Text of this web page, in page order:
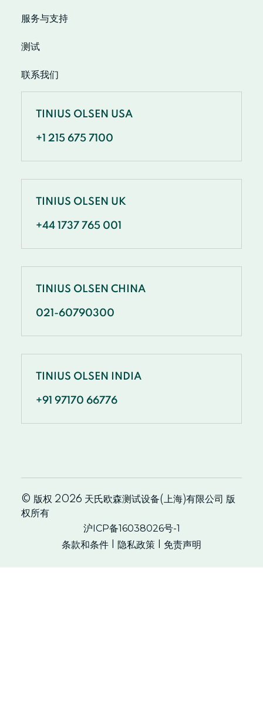
服务与支持
测试
联系我们
TINIUS OLSEN USA
+1 215 675 7100
TINIUS OLSEN UK
+44 1737 765 001
TINIUS OLSEN CHINA
021-60790300
TINIUS OLSEN INDIA
+91 97170 66776
© 版权 2026 天氏欧森测试设备(上海)有限公司 版
权所有
沪ICP备16038026号-1
条款和条件
隐私政策 免责声明